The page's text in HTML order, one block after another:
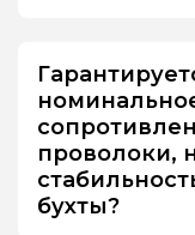
проволоки,
бухты?